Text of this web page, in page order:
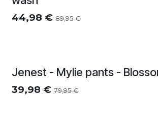
44,98 € 89,95€
Jenest - Mylie pants -
39,98 € 79,95€